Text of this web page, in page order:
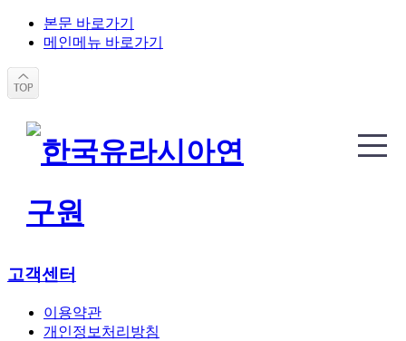
본문 바로가기
메인메뉴 바로가기
고객센터
이용약관
개인정보처리방침